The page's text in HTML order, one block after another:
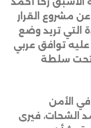
مشروع القرار
التي تريد وضع
عليه توافق عربي
تحت سلطة
الأمن
الشحات، فيرى